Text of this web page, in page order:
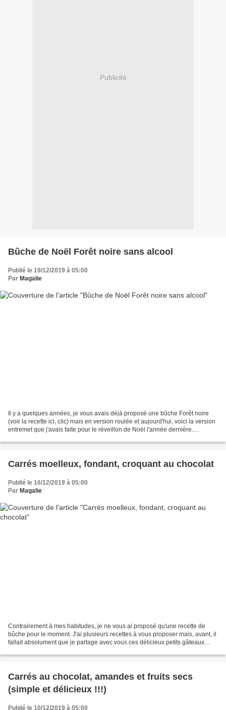
Publicité
Bûche de Noël Forêt noire sans alcool
Publié le 19/12/2019 à 05:00
Par Magalie
Il y a quelques années, je vous avais déjà proposé une bûche Forêt noire
(voir la recette ici, clic) mais en version roulée et aujourd'hui, voici la version
entremet que j'avais faite pour le réveillon de Noël l'année dernière.
Carrés moelleux, fondant, croquant au chocolat
Publié le 16/12/2019 à 05:00
Par Magalie
Contrairement à mes habitudes, je ne vous ai proposé qu'une recette de
bûche pour le moment. J'ai plusieurs recettes à vous proposer mais, avant, il
fallait absolument que je partage avec vous ces délicieux petits gâteaux
Carrés au chocolat, amandes et fruits secs
(simple et délicieux !!!)
Publié le 10/12/2019 à 05:00